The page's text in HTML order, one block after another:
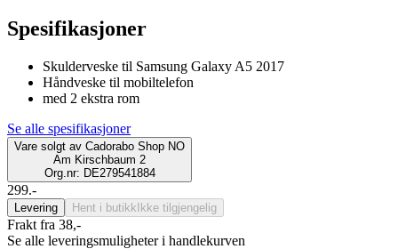
Spesifikasjoner
Skulderveske til Samsung Galaxy A5 2017
Håndveske til mobiltelefon
med 2 ekstra rom
Se alle spesifikasjoner
Vare solgt av Cadorabo Shop NO
Am Kirschbaum 2
Org.nr: DE279541884
299.-
Levering Hent i butikk Ikke tilgjengelig
Frakt fra 38,-
Se alle leveringsmuligheter i handlekurven